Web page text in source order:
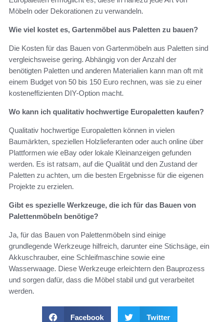
Möbeln oder Dekorationen zu verwandeln.
Wie viel kostet es, Gartenmöbel aus Paletten zu bauen?
Die Kosten für das Bauen von Gartenmöbeln aus Paletten sind
vergleichsweise gering. Abhängig von der Anzahl der
benötigten Paletten und anderen Materialien kann man oft mit
einem Budget von 50 bis 150 Euro rechnen, was sie zu einer
kosteneffizienten DIY-Option macht.
Wo kann ich qualitativ hochwertige Europaletten kaufen?
Qualitativ hochwertige Europaletten können in vielen
Baumärkten, speziellen Holzlieferanten oder auch online über
Plattformen wie eBay oder lokale Kleinanzeigen gefunden
werden. Es ist ratsam, auf die Qualität und den Zustand der
Paletten zu achten, um die besten Ergebnisse für die eigenen
Projekte zu erzielen.
Gibt es spezielle Werkzeuge, die ich für das Bauen von
Palettenmöbeln benötige?
Ja, für das Bauen von Palettenmöbeln sind einige
grundlegende Werkzeuge hilfreich, darunter eine Stichsäge, ein
Akkuschrauber, eine Schleifmaschine sowie eine
Wasserwaage. Diese Werkzeuge erleichtern den Bauprozess
und sorgen dafür, dass die Möbel stabil und gut verarbeitet
werden.
Facebook Twitter